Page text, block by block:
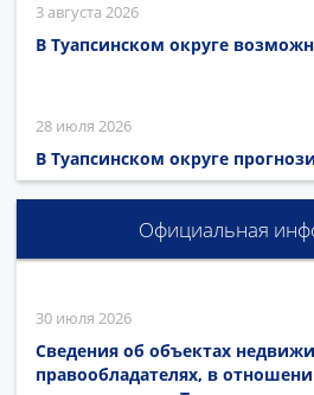
3 августа 2026
В Туапсинском округе
28 июля 2026
В Туапсинском округе
Официальная
30 июля 2026
Сведения об объектах
правообладателях, в